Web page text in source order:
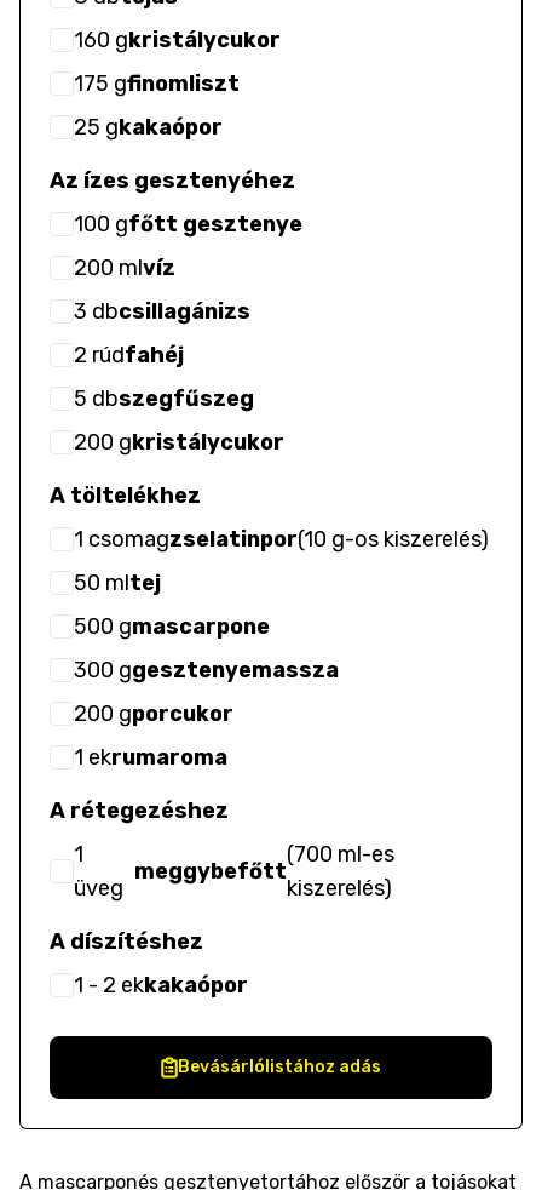
160 gkristálycukor
175 gfinomliszt
25 gkakaópor
Az ízes gesztenyéhez
100 gfőtt gesztenye
200 mlvíz
3 dbcsillagánizs
2 rúdfahéj
5 dbszegfűszeg
200 gkristálycukor
A töltelékhez
1 csomagzselatinpor(10 g-os kiszerelés)
50 mltej
500 gmascarpone
300 ggesztenyemassza
200 gporcukor
1 ekrumaroma
A rétegezéshez
1
üveg
meggybefőtt
(700 ml-es
kiszerelés)
A díszítéshez
1 - 2 ekkakaópor
Bevásárlólistához adás
A mascarponés gesztenyetortához először a tojásokat